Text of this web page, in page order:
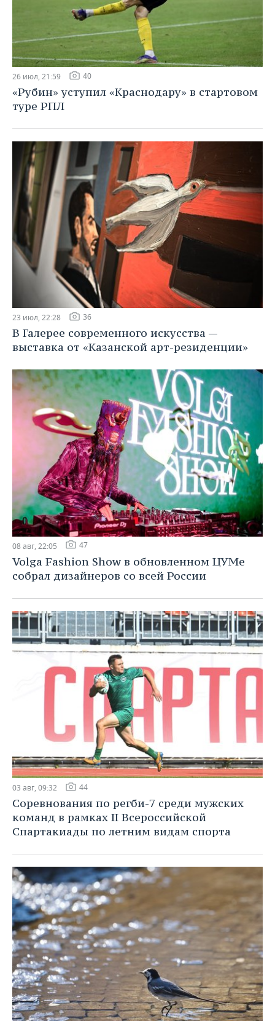
26 июл, 21:59 40
«Рубин» уступил «Краснодару» в стартовом
туре РПЛ
23 июл, 22:28 36
В Галерее современного искусства —
выставка от «Казанской арт-резиденции»
08 авг, 22:05 47
Volga Fashion Show в обновленном ЦУМе
собрал дизайнеров со всей России
03 авг, 09:32 44
Соревнования по регби-7 среди мужских
команд в рамках II Всероссийской
Спартакиады по летним видам спорта